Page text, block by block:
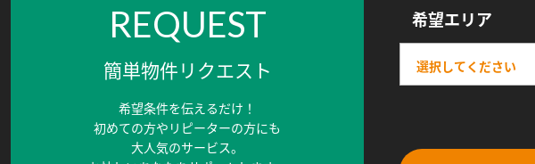
REQUEST
簡単物件リクエスト
希望条件を伝えるだけ！
初めての方やリピーターの方にも
大人気のサービス。
希望エリア